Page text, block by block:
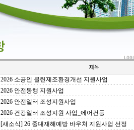
2026 소공인 클린제조환경개선 지원사업
2026 안전동행 지원사업
2026 안전일터 조성지원사업
2026 건강일터 조성지원 사업_에어컨등
[새소식] 26 중대재해예방 바우처 지원사업 선정